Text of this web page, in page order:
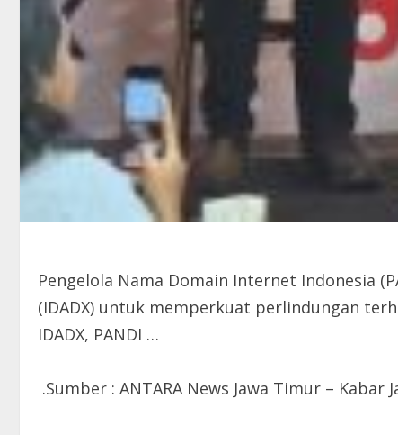
Pengelola Nama Domain Internet Indonesia
(IDADX) untuk memperkuat perlindungan
IDADX, PANDI …
.Sumber : ANTARA News Jawa Timur – Kabar